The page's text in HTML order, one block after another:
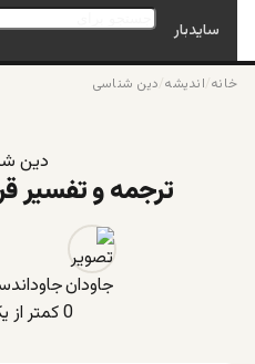
سایدبار
خانه اندیشه دین شناسی
دین
ترجمه و تفسیر
جاودان
0کمتر از